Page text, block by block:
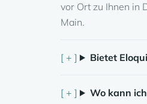
vor Ort zu Ihnen in
Main.
Bietet
Wo kann